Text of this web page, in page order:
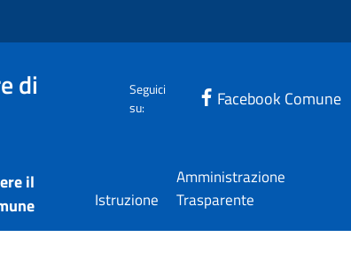
di
Seguici
su:
Facebook Comune
il
Istruzione
Amministrazione
Trasparente